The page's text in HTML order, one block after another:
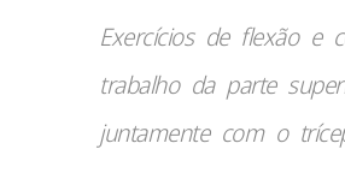
Exercícios de flexão e
trabalho da parte
juntamente com o